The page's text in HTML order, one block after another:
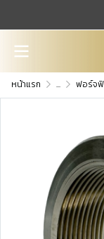
หน้าแรก ... ฟอร์จ